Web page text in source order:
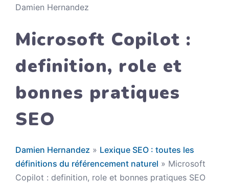
Damien Hernandez
Microsoft Copilot :
definition, role et
bonnes pratiques
SEO
Damien Hernandez » Lexique SEO : toutes les
définitions du référencement naturel » Microsoft
Copilot : definition, role et bonnes pratiques SEO